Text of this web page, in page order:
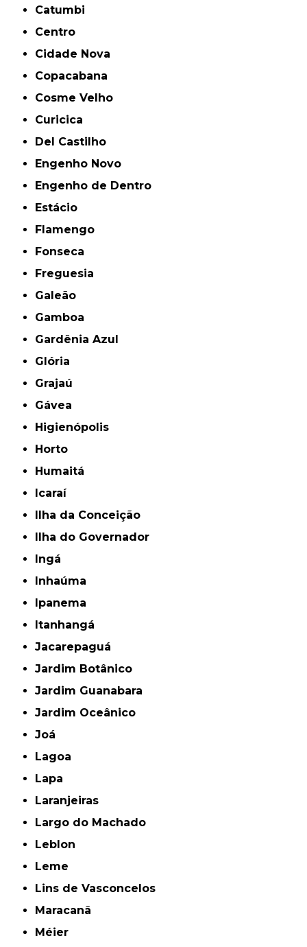
Catumbi
Centro
Cidade Nova
Copacabana
Cosme Velho
Curicica
Del Castilho
Engenho Novo
Engenho de Dentro
Estácio
Flamengo
Fonseca
Freguesia
Galeão
Gamboa
Gardênia Azul
Glória
Grajaú
Gávea
Higienópolis
Horto
Humaitá
Icaraí
Ilha da Conceição
Ilha do Governador
Ingá
Inhaúma
Ipanema
Itanhangá
Jacarepaguá
Jardim Botânico
Jardim Guanabara
Jardim Oceânico
Joá
Lagoa
Lapa
Laranjeiras
Largo do Machado
Leblon
Leme
Lins de Vasconcelos
Maracanã
Méier